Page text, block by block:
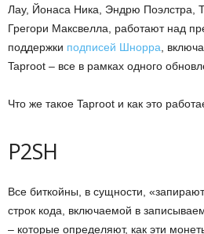
Лау, Йонаса Ника, Эндрю Поэлстра,
Грегори Максвелла, работают над
поддержки подписей Шнорра,
Taproot – все в рамках одного
Что же такое Taproot и как это
P2SH
Все биткойны, в сущности,
строк кода, включаемой в
– которые определяют, как эти